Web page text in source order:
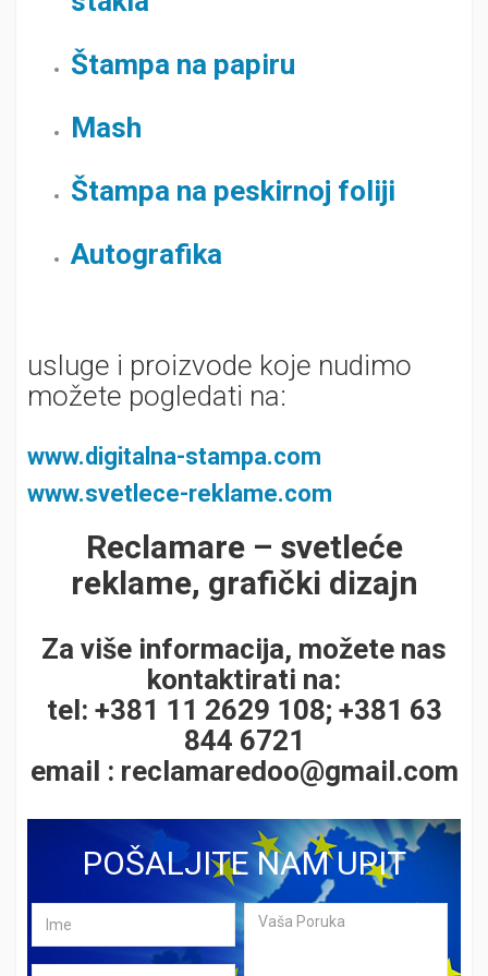
Štampa na papiru
Mash
Štampa na peskirnoj foliji
Autografika
usluge i proizvode koje nudimo
možete pogledati na:
www.digitalna-stampa.com
www.svetlece-reklame.com
Reclamare – svetleće
reklame, grafički dizajn
Za više informacija, možete nas
kontaktirati na:
tel: +381 11 2629 108; +381 63
844 6721
email : reclamaredoo@gmail.com
POŠALJITE NAM UPIT